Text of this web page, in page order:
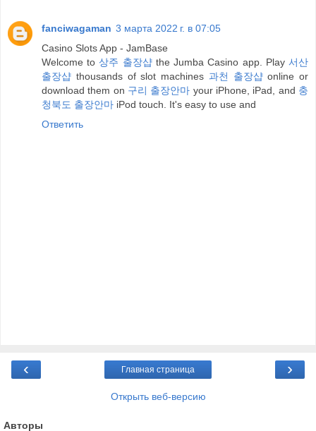
fanciwagaman 3 марта 2022 г. в 07:05
Casino Slots App - JamBase
Welcome to상주 출장샵the Jumba Casino app. Play서산
출장샵 thousands of slot machines 과천 출장샵online or
download them on 구리 출장안마 your iPhone, iPad, and 충
청북도 출장안마 iPod touch. It's easy to use and
Ответить
‹ ›
Главная страница
Открыть веб-версию
Авторы